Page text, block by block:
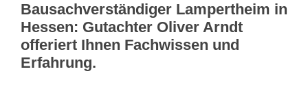
Bausachverständiger Lampertheim in
Hessen: Gutachter Oliver Arndt
offeriert Ihnen Fachwissen und
Erfahrung.